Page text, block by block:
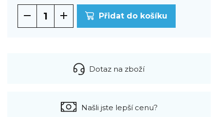
Přidat do košíku
Dotaz na zboží
Našli jste lepší cenu?